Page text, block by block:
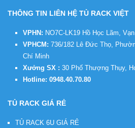
THÔNG TIN LIÊN HỆ TỦ RACK VIỆT
VPHN: NO7C-LK19 Hồ Học Lãm,
VPHCM: 736/182 Lê Đức Thọ,
Chí Minh
Xưởng SX : 30 Phố Thượng Thụy,
Hotline: 0948.40.70.80
TỦ RACK GIÁ RẺ
TỦ RACK 6U GIÁ RẺ